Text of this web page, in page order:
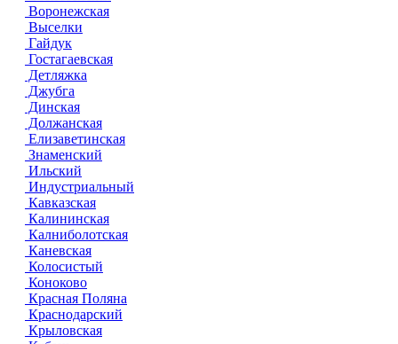
Воронежская
Выселки
Гайдук
Гостагаевская
Детляжка
Джубга
Динская
Должанская
Елизаветинская
Знаменский
Ильский
Индустриальный
Кавказская
Калининская
Калниболотская
Каневская
Колосистый
Коноково
Красная Поляна
Краснодарский
Крыловская